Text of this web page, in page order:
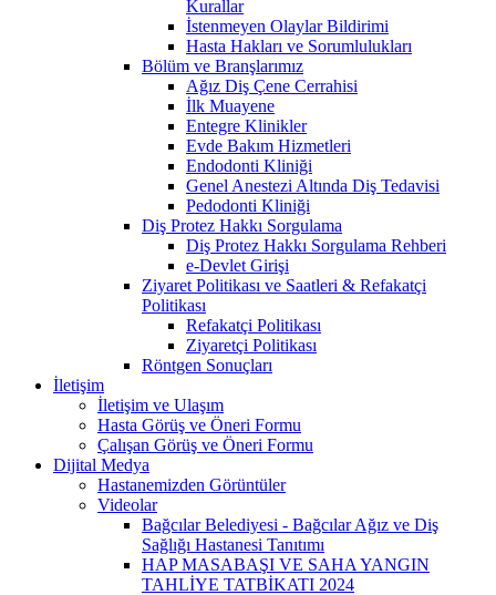
Kurallar
İstenmeyen Olaylar Bildirimi
Hasta Hakları ve Sorumlulukları
Bölüm ve Branşlarımız
Ağız Diş Çene Cerrahisi
İlk Muayene
Entegre Klinikler
Evde Bakım Hizmetleri
Endodonti Kliniği
Genel Anestezi Altında Diş Tedavisi
Pedodonti Kliniği
Diş Protez Hakkı Sorgulama
Diş Protez Hakkı Sorgulama Rehberi
e-Devlet Girişi
Ziyaret Politikası ve Saatleri & Refakatçi
Politikası
Refakatçi Politikası
Ziyaretçi Politikası
Röntgen Sonuçları
İletişim
İletişim ve Ulaşım
Hasta Görüş ve Öneri Formu
Çalışan Görüş ve Öneri Formu
Dijital Medya
Hastanemizden Görüntüler
Videolar
Bağcılar Belediyesi - Bağcılar Ağız ve Diş
Sağlığı Hastanesi Tanıtımı
HAP MASABAŞI VE SAHA YANGIN
TAHLİYE TATBİKATI 2024